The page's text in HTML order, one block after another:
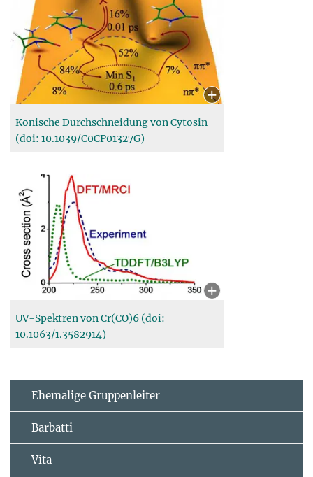
Konische Durchschneidung von Cytosin
(doi: 10.1039/C0CP01327G)
UV-Spektren von Cr(CO)6 (doi:
10.1063/1.3582914)
Ehemalige Gruppenleiter
Barbatti
Vita